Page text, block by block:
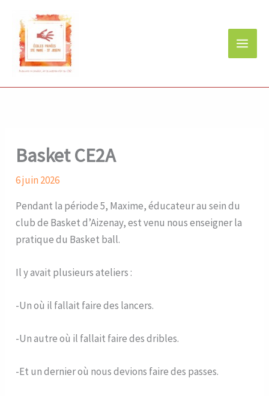
contenu
Basket CE2A
6 juin 2026
Pendant la période 5, Maxime, éducateur au sein du
club de Basket d’Aizenay, est venu nous enseigner la
pratique du Basket ball.
Il y avait plusieurs ateliers :
-Un où il fallait faire des lancers.
-Un autre où il fallait faire des dribles.
-Et un dernier où nous devions faire des passes.